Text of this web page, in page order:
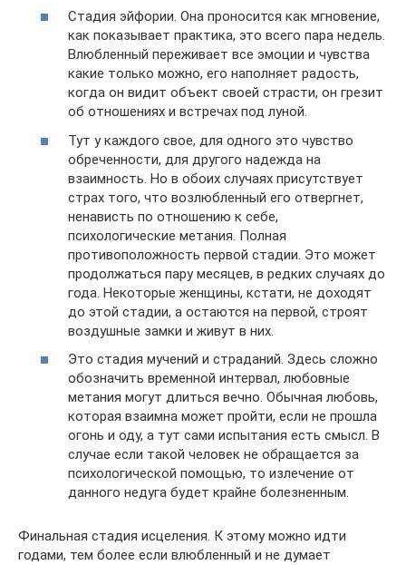
Стадия эйфории. Она проносится как мгновение,
как показывает практика, это всего пара недель.
Влюбленный переживает все эмоции и чувства
какие только можно, его наполняет радость,
когда он видит объект своей страсти, он грезит
об отношениях и встречах под луной.
Тут у каждого свое, для одного это чувство
обреченности, для другого надежда на
взаимность. Но в обоих случаях присутствует
страх того, что возлюбленный его отвергнет,
ненависть по отношению к себе,
психологические метания. Полная
противоположность первой стадии. Это может
продолжаться пару месяцев, в редких случаях до
года. Некоторые женщины, кстати, не доходят
до этой стадии, а остаются на первой, строят
воздушные замки и живут в них.
Это стадия мучений и страданий. Здесь сложно
обозначить временной интервал, любовные
метания могут длиться вечно. Обычная любовь,
которая взаимна может пройти, если не прошла
огонь и оду, а тут сами испытания есть смысл. В
случае если такой человек не обращается за
психологической помощью, то излечение от
данного недуга будет крайне болезненным.
Финальная стадия исцеления. К этому можно идти
годами, тем более если влюбленный и не думает